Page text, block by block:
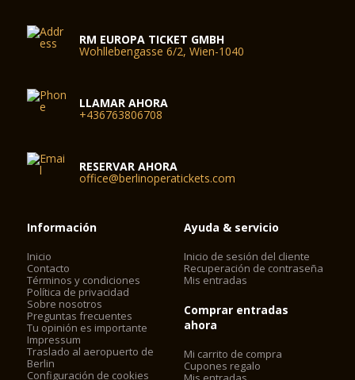
RM EUROPA TICKET GMBH
Wohllebengasse 6/2, Wien-1040
LLAMAR AHORA
+436763806708
RESERVAR AHORA
office@berlinoperatickets.com
Información
Inicio
Contacto
Términos y condiciones
Política de privacidad
Sobre nosotros
Preguntas frecuentes
Tu opinión es importante
Impressum
Traslado al aeropuerto de
Berlin
Configuración de cookies
Ayuda & servicio
Inicio de sesión del cliente
Recuperación de contraseña
Mis entradas
Comprar entradas
ahora
Mi carrito de compra
Cupones regalo